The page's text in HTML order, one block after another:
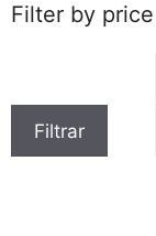
Filter by price
Filtrar